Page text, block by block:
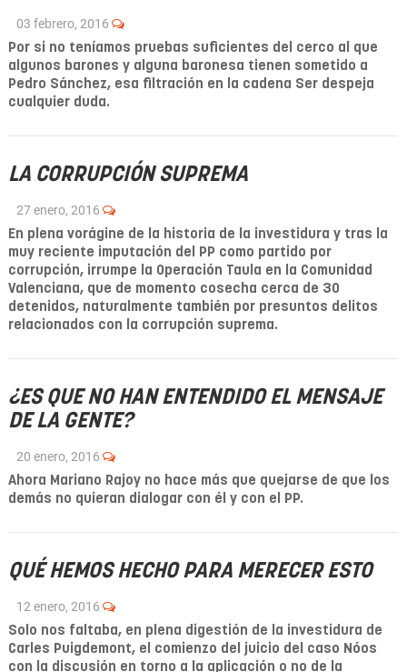
03 febrero, 2016
Por si no teníamos pruebas suficientes del cerco al que
algunos barones y alguna baronesa tienen sometido a
Pedro Sánchez, esa filtración en la cadena Ser despeja
cualquier duda.
LA CORRUPCIÓN SUPREMA
27 enero, 2016
En plena vorágine de la historia de la investidura y tras la
muy reciente imputación del PP como partido por
corrupción, irrumpe la Operación Taula en la Comunidad
Valenciana, que de momento cosecha cerca de 30
detenidos, naturalmente también por presuntos delitos
relacionados con la corrupción suprema.
¿ES QUE NO HAN ENTENDIDO EL MENSAJE
DE LA GENTE?
20 enero, 2016
Ahora Mariano Rajoy no hace más que quejarse de que los
demás no quieran dialogar con él y con el PP.
QUÉ HEMOS HECHO PARA MERECER ESTO
12 enero, 2016
Solo nos faltaba, en plena digestión de la investidura de
Carles Puigdemont, el comienzo del juicio del caso Nóos
con la discusión en torno a la aplicación o no de la